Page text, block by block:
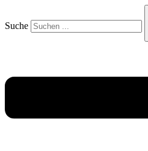
Suche